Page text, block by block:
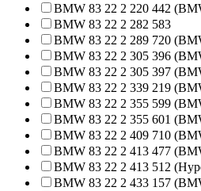
BMW 83 22 2 220 442
BMW 83 22 2 282 583
BMW 83 22 2 289 720
BMW 83 22 2 305 396
BMW 83 22 2 305 397
BMW 83 22 2 339 219
BMW 83 22 2 355 599
BMW 83 22 2 355 601
BMW 83 22 2 409 710
BMW 83 22 2 413 477
BMW 83 22 2 413 512
BMW 83 22 2 433 157